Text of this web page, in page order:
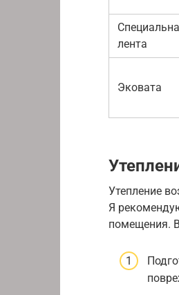
лента
Эковата
Утепление
Я
помещения.